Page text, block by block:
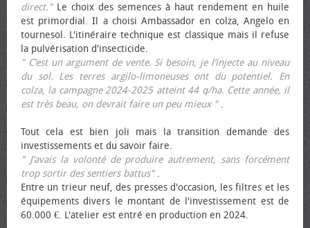
direct."Le choix des semences à haut rendement en huile
est primordial. Il a choisi Ambassador en colza, Angelo en
tournesol. L'itinéraire technique est classique mais il refuse
la pulvérisation d'insecticide.
" C’est un argument de vente. Si besoin, je l’injecte au niveau
du sol. Les terres argilo-limoneuses ont du potentiel. En
colza, la campagne 2024-2025 atteint 44 q/ha. Cette année, il
est très beau, on devrait faire un peu mieux ".
Tout cela est bien joli mais la transition demande des
investissements et du savoir faire.
" J’avais la volonté de produire autrement, sans forcément
trop sortir des sentiers battus".
Entre un trieur neuf, des presses d'occasion, les filtres et les
équipements divers le montant de l'investissement est de
60.000 €. L'atelier est entré en production en 2024.